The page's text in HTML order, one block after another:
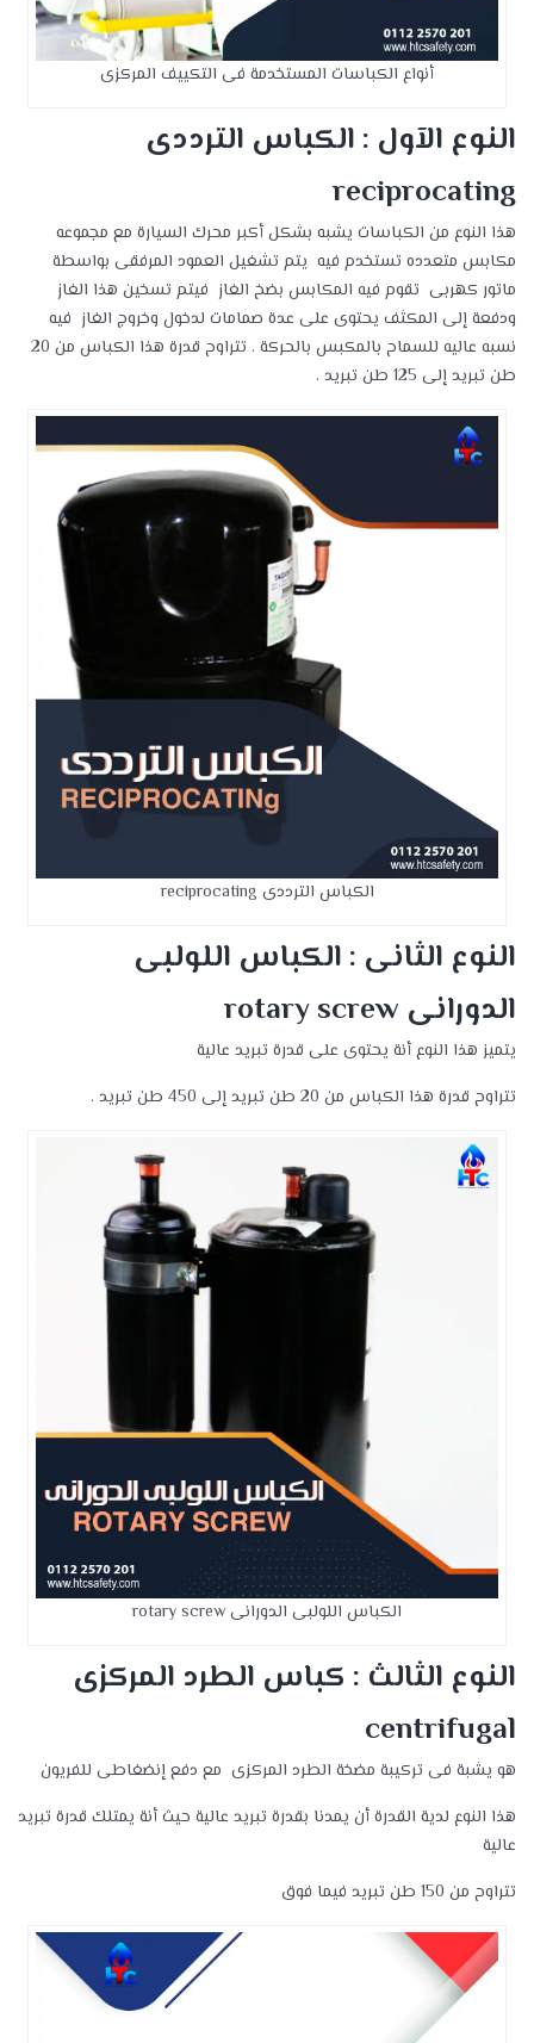
أنواع الكباسات المستخدمة فى التكييف المركزى
النوع الآول : الكباس الترددى
reciprocating
هذا النوع من الكباسات يشبه بشكل أكبر محرك السيارة مع مجموعه
مكابس متعدده تستخدم فيه يتم تشغيل العمود المرفقى بواسطة
ماتور كهربى تقوم فيه المكابس بضخ الغاز فيتم تسخين هذا الغاز
ودفعة إلى المكثف يحتوى على عدة صمامات لدخول وخروج الغاز فيه
نسبه عاليه للسماح بالمكبس بالحركة . تتراوح قدرة هذا الكباس من 20
طن تبريد إلى 125 طن تبريد .
الكباس الترددى reciprocating
النوع الثانى : الكباس اللولبى
الدورانى
يتميز هذا النوع أنة يحتوى على قدرة تبريد عالية
تتراوح قدرة هذا الكباس من 20 طن تبريد إلى 450 طن تبريد .
الكباس اللولبى الدورانى rotary screw
النوع الثالث : كباس الطرد المركزى
centrifugal
هو يشبة فى تركيبة مضخة الطرد المركزى مع دفع إنضغاطى للفريون
هذا النوع لدية القدرة أن يمدنا بقدرة تبريد عالية حيث أنة يمتلك قدرة تبريد
عالية
تتراوح من 150 طن تبريد فيما فوق